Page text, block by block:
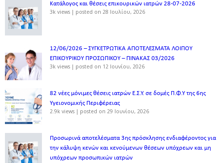
Κατάλογος και θέσεις επικουρικών ιατρών 28-07-2026
3k views | posted on 28 Ιουλίου, 2026
12/06/2026 – ΣΥΓΚΕΤΡΩΤΙΚΑ ΑΠΟΤΕΛΕΣΜΑΤΑ ΛΟΙΠΟΥ
ΕΠΙΚΟΥΡΙΚΟΥ ΠΡΟΣΩΠΙΚΟΥ – ΠΙΝΑΚΑΣ 03/2026
3k views | posted on 12 Ιουνίου, 2026
82 νέες μόνιμες θέσεις ιατρών Ε.Σ.Υ. σε δομές Π.Φ.Υ της 6ης
Υγειονομικής Περιφέρειας
2.9k views | posted on 29 Ιουνίου, 2026
Προσωρινά αποτελέσματα 3ης πρόσκλησης ενδιαφέροντος για
την κάλυψη κενών και κενούμενων θέσεων υπόχρεων και μη
υπόχρεων προσωπικών ιατρών